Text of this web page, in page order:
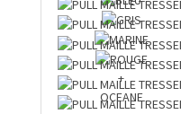
+
OCEANE